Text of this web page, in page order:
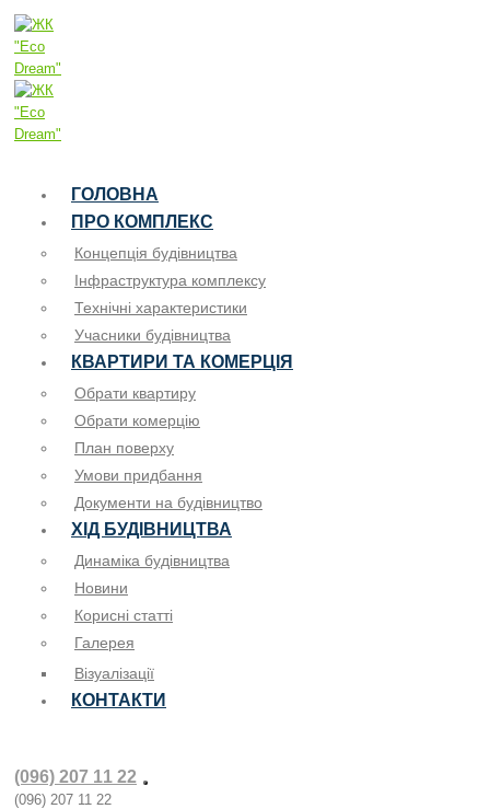
ГОЛОВНА
ПРО КОМПЛЕКС
Концепція будівництва
Інфраструктура комплексу
Технічні характеристики
Учасники будівництва
КВАРТИРИ ТА КОМЕРЦІЯ
Обрати квартиру
Обрати комерцію
План поверху
Умови придбання
Документи на будівництво
ХІД БУДІВНИЦТВА
Динаміка будівництва
Новини
Корисні статті
Галерея
Візуалізації
КОНТАКТИ
(096) 207 11 22
(096) 207 11 22